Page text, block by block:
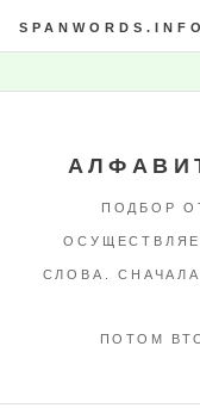
SPANWORDS.INFO
ПОДБОР
СЛОВА.
ПОТОМ